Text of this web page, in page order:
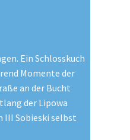
Ein Schlosskuch
Momente der
an der Bucht
der Lipowa
III Sobieski selbst